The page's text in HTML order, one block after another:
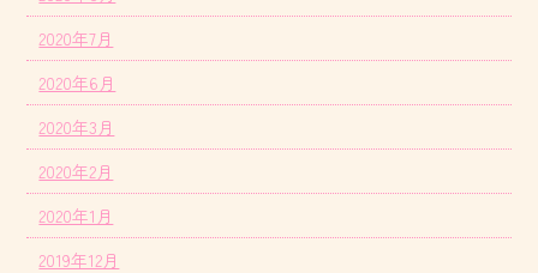
2020年7月
2020年6月
2020年3月
2020年2月
2020年1月
2019年12月